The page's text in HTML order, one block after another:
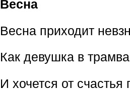
Весна
Весна приходит
Как девушка в
И хочется от счастья